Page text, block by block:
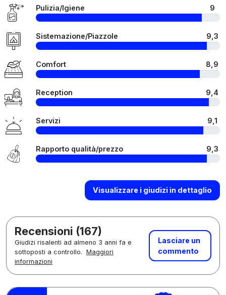
Pulizia/Igiene 9
Sistemazione/Piazzole 9,3
Comfort 8,9
Reception 9,4
Servizi 9,1
Rapporto qualità/prezzo 9,3
Visualizzare i giudizi in dettaglio
Recensioni (167)
Giudizi risalenti ad almeno 3 anni fa e
sottoposti a controllo. Maggiori
informazioni
Lasciare un
commento